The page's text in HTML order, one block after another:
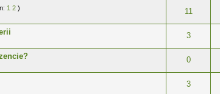
1 2 )
11
3
0
3